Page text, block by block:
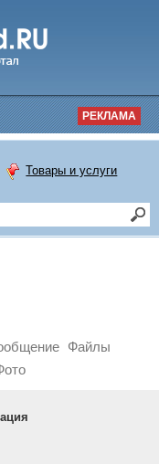
РЕКЛАМА
Товары и услуги
Файлы